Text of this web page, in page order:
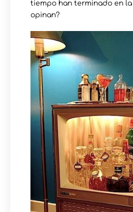
tiempo han terminado en
opinan?